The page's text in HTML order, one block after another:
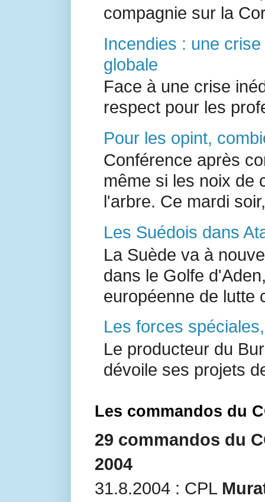
compagnie sur la
Incendies : une
globale
Face à une crise
respect pour les
Pour les opint,
Conférence après
même si les noix de
l'arbre. Ce mardi
Les Suédois dans
La Suède va à
dans le Golfe
européenne de lutte
Les forces
Le producteur du
dévoile ses projets
Les commandos du
29 commandos du
2004
31.8.2004 : CPL